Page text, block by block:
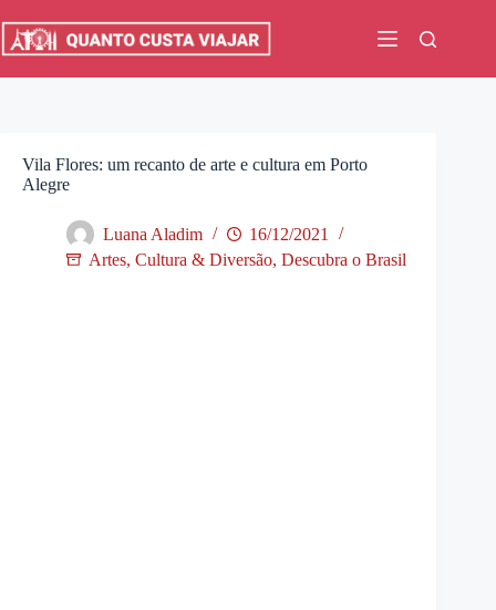
para
Vila Flores: um recanto de arte e cultura em Porto
Alegre
Luana Aladim
16/12/2021
Artes, Cultura & Diversão, Descubra o Brasil